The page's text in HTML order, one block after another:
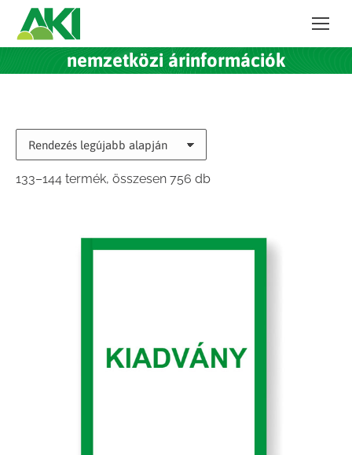
nemzetközi árinformációk
133–144 termék, összesen 756 dbSorted